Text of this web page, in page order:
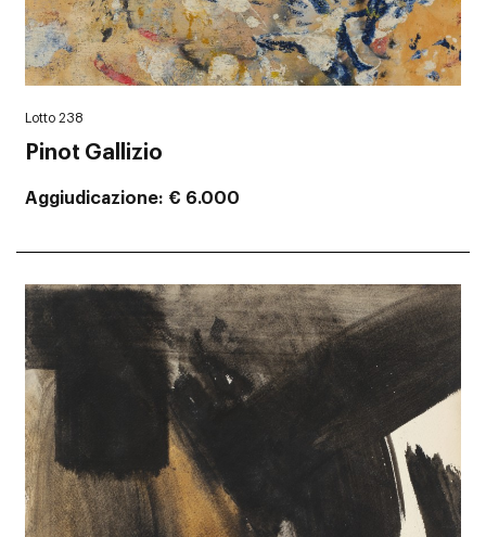
Lotto 238
Pinot Gallizio
Aggiudicazione € 6.000